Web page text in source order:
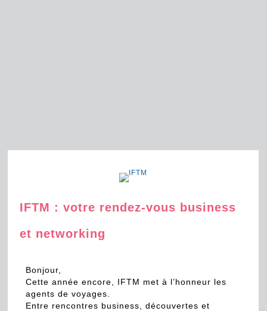
IFTM : votre rendez-vous business
et networking
Bonjour,
Cette année encore, IFTM met à l’honneur les
agents de voyages.
Entre rencontres business, découvertes et